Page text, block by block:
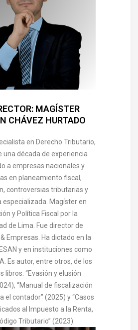
MAGÍSTER
CHÁVEZ HURTADO
en Derecho Tributario,
una década de experiencia
a empresas nacionales y
en planeamiento fiscal,
controversias tributarias y
especializada. Magíster en
y Política Fiscal por la
de Lima. Fue director de
Empresas. Ha dictado en la
y en instituciones como
Es autor, entre otros, de los
libros: “Evasión y elusión
“Manual de fiscalización
el contador” (2025) y “Casos
al Impuesto a la Renta,
Tributario” (2023).